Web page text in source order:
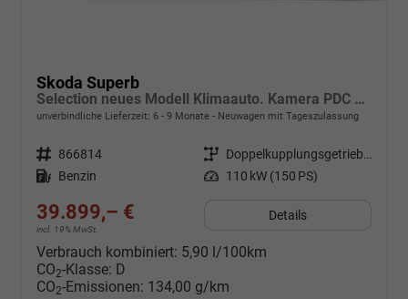
Skoda Superb
Selection neues Modell Klimaauto. Kamera PDC SHZ vorn 17 Zoll LM
unverbindliche Lieferzeit: 6 - 9 Monate Neuwagen mit Tageszulassung
Fahrzeugnr. 866814 Getriebe
Doppelkupplungsgetriebe (DSG)
Kraftstoff Benzin Leistung 110 kW (150 PS)
39.899,– €
incl. 19% MwSt.
Details
Verbrauch kombiniert: 5,90 l/100km
CO2-Klasse: D
CO2-Emissionen: 134,00 g/km